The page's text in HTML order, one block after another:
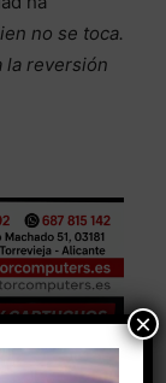
no se toca.
la reversión
×